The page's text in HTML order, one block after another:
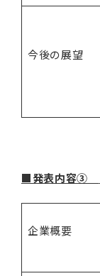
今後の展望
■発表内容③
企業概要